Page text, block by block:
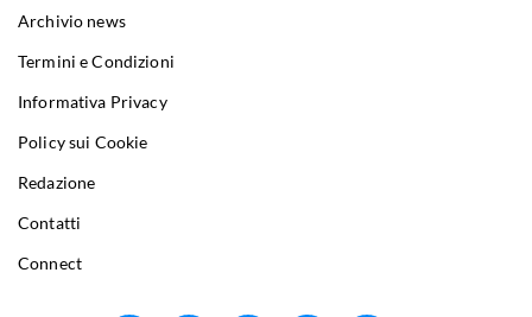
Archivio news
Termini e Condizioni
Informativa Privacy
Policy sui Cookie
Redazione
Contatti
Connect